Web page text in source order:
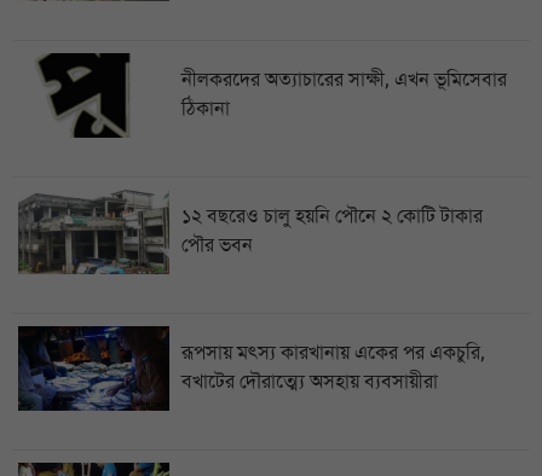
নীলকরদের অত্যাচারের সাক্ষী, এখন ভূমিসেবার
ঠিকানা
১২ বছরেও চালু হয়নি পৌনে ২ কোটি টাকার
পৌর ভবন
রূপসায় মৎস্য কারখানায় একের পর একচুরি,
বখাটের দৌরাত্ম্যে অসহায় ব্যবসায়ীরা